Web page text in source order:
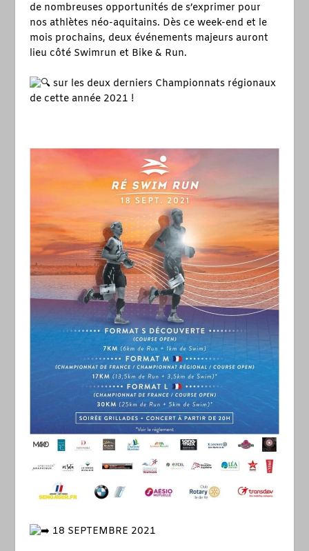
de nombreuses opportunités de s’exprimer pour
nos athlètes néo-aquitains. Dès ce week-end et le
mois prochains, deux événements majeurs auront
lieu côté Swimrun et Bike & Run.
sur les deux derniers Championnats régionaux
de cette année 2021 !
18 SEPTEMBRE 2021